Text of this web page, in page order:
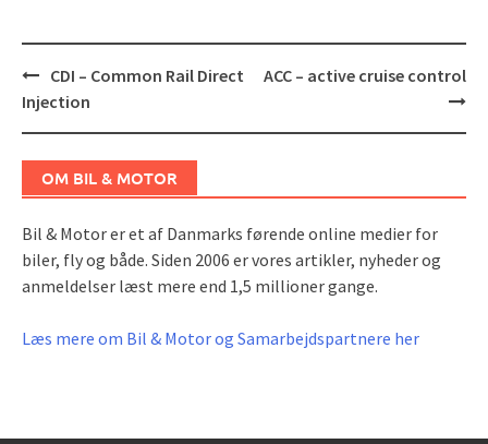
Post
navigation
CDI – Common Rail Direct
Injection
ACC – active cruise control
OM BIL & MOTOR
Bil & Motor er et af Danmarks førende online medier for
biler, fly og både. Siden 2006 er vores artikler, nyheder og
anmeldelser læst mere end 1,5 millioner gange.
Læs mere om Bil & Motor og Samarbejdspartnere her